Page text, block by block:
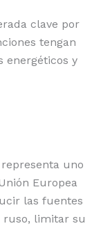
clave por
tengan
energéticos y
uno
Europea
las fuentes
ruso, limitar su